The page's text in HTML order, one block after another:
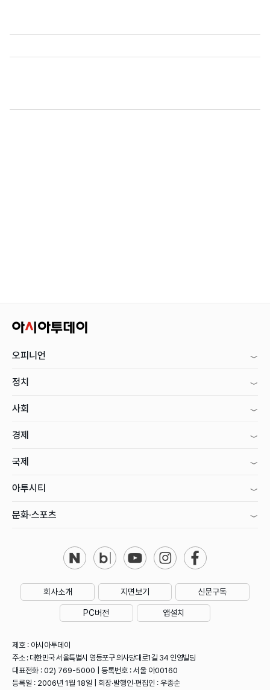
오피니언
정치
사회
경제
국제
아투시티
문화·스포츠
회사소개 지면보기 신문구독
PC버전 앱설치
제호 : 아시아투데이
주소 : 대한민국 서울특별시 영등포구 의사당대로1길 34 인영빌딩
대표전화 : 02) 769-5000 | 등록번호 : 서울 아00160
등록일 : 2006년 1월 18일 | 회장·발행인·편집인 : 우종순